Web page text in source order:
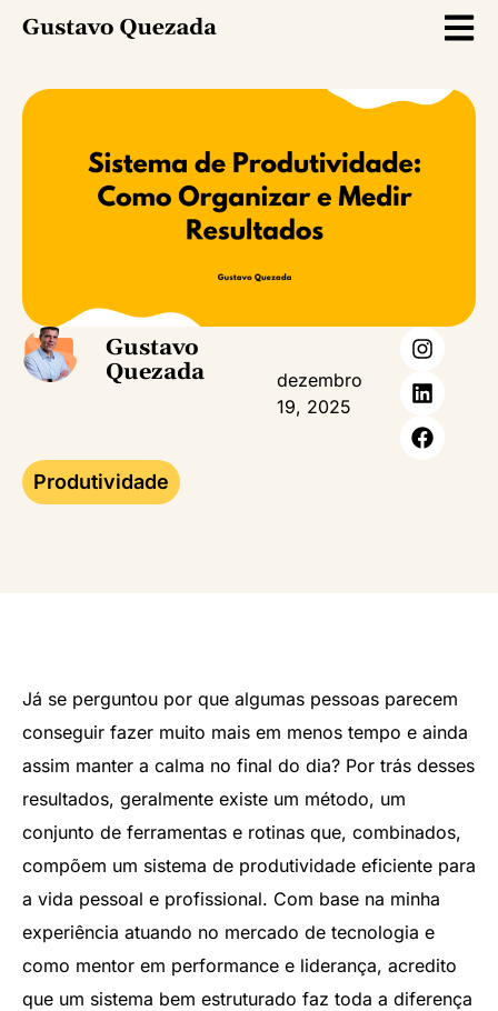
Gustavo
Quezada
dezembro
19, 2025
Produtividade
Já se perguntou por que algumas pessoas parecem
conseguir fazer muito mais em menos tempo e ainda
assim manter a calma no final do dia? Por trás desses
resultados, geralmente existe um método, um
conjunto de ferramentas e rotinas que, combinados,
compõem um sistema de produtividade eficiente para
a vida pessoal e profissional. Com base na minha
experiência atuando no mercado de tecnologia e
como mentor em performance e liderança, acredito
que um sistema bem estruturado faz toda a diferença